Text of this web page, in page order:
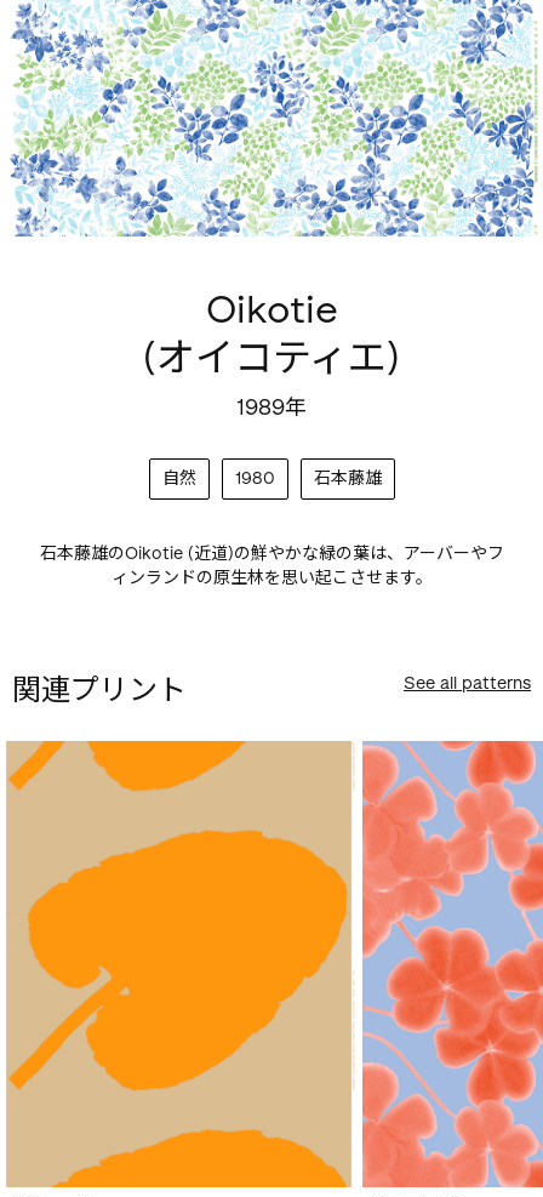
Oikotie
(オイコティエ)
1989年
自然 1980 石本藤雄
石本藤雄のOikotie (近道)の鮮やかな緑の葉は、アーバーやフ
ィンランドの原生林を思い起こさせます。
関連プリント See all patterns